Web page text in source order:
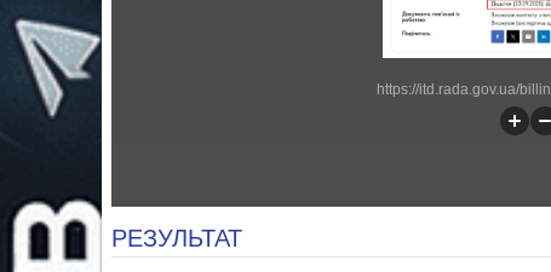
https://itd.rada.gov.ua/
РЕЗУЛЬТАТ